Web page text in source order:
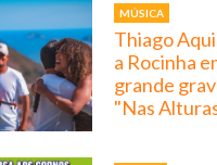
MÚSICA
Thiago
a Rocinha
grande
"Nas